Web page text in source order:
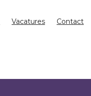
Vacatures Contact